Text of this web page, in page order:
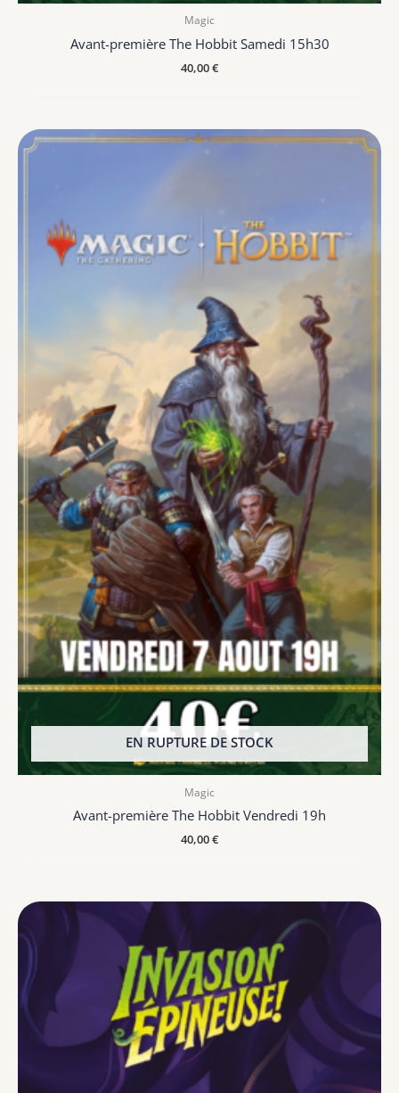
Magic
Avant-première The Hobbit Samedi 15h30
40,00€
EN RUPTURE DE STOCK
Magic
Avant-première The Hobbit Vendredi 19h
40,00€